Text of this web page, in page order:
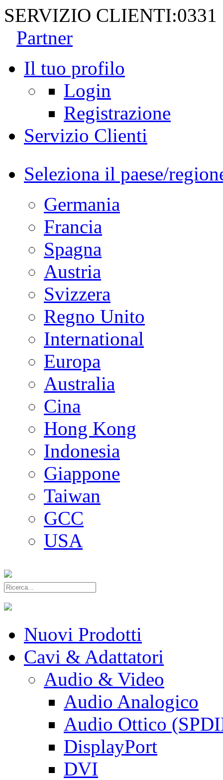
SERVIZIO CLIENTI:0331
Partner
Il tuo profilo
Login
Registrazione
Servizio Clienti
Seleziona il paese/
Germania
Francia
Spagna
Austria
Svizzera
Regno Unito
International
Europa
Australia
Cina
Hong Kong
Indonesia
Giappone
Taiwan
GCC
USA
Nuovi Prodotti
Cavi & Adattatori
Audio & Video
Audio Analogico
Audio Ottico
DisplayPort
DVI